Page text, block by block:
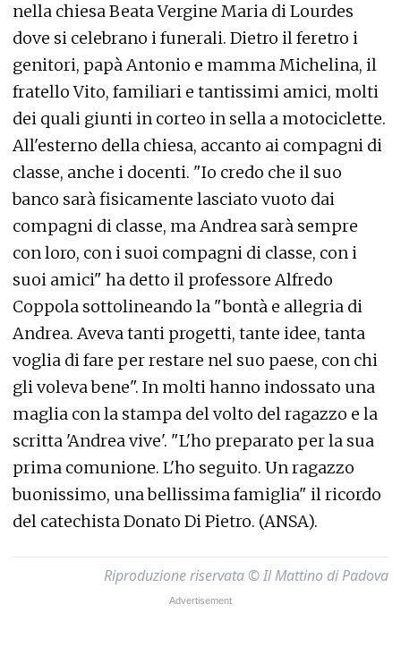
nella chiesa Beata Vergine Maria di Lourdes
dove si celebrano i funerali. Dietro il feretro i
genitori, papà Antonio e mamma Michelina, il
fratello Vito, familiari e tantissimi amici, molti
dei quali giunti in corteo in sella a motociclette.
All'esterno della chiesa, accanto ai compagni di
classe, anche i docenti. "Io credo che il suo
banco sarà fisicamente lasciato vuoto dai
compagni di classe, ma Andrea sarà sempre
con loro, con i suoi compagni di classe, con i
suoi amici" ha detto il professore Alfredo
Coppola sottolineando la "bontà e allegria di
Andrea. Aveva tanti progetti, tante idee, tanta
voglia di fare per restare nel suo paese, con chi
gli voleva bene". In molti hanno indossato una
maglia con la stampa del volto del ragazzo e la
scritta 'Andrea vive'. "L'ho preparato per la sua
prima comunione. L'ho seguito. Un ragazzo
buonissimo, una bellissima famiglia" il ricordo
del catechista Donato Di Pietro. (ANSA).
Riproduzione riservata © Il Mattino di Padova